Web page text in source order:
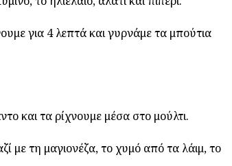
για 4 λεπτά και γυρνάμε τα μπούτια
και τα ρίχνουμε μέσα στο μούλτι.
με τη μαγιονέζα, το χυμό από τα λάιμ, το